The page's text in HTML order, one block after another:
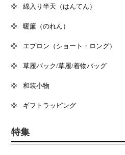
綿入り半天（はんてん）
暖簾（のれん）
エプロン（ショート・ロング）
草履バック/草履/着物バッグ
和装小物
ギフトラッピング
特集